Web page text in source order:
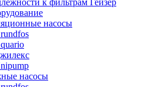
к фильтрам Гейзер
насосы
насосы